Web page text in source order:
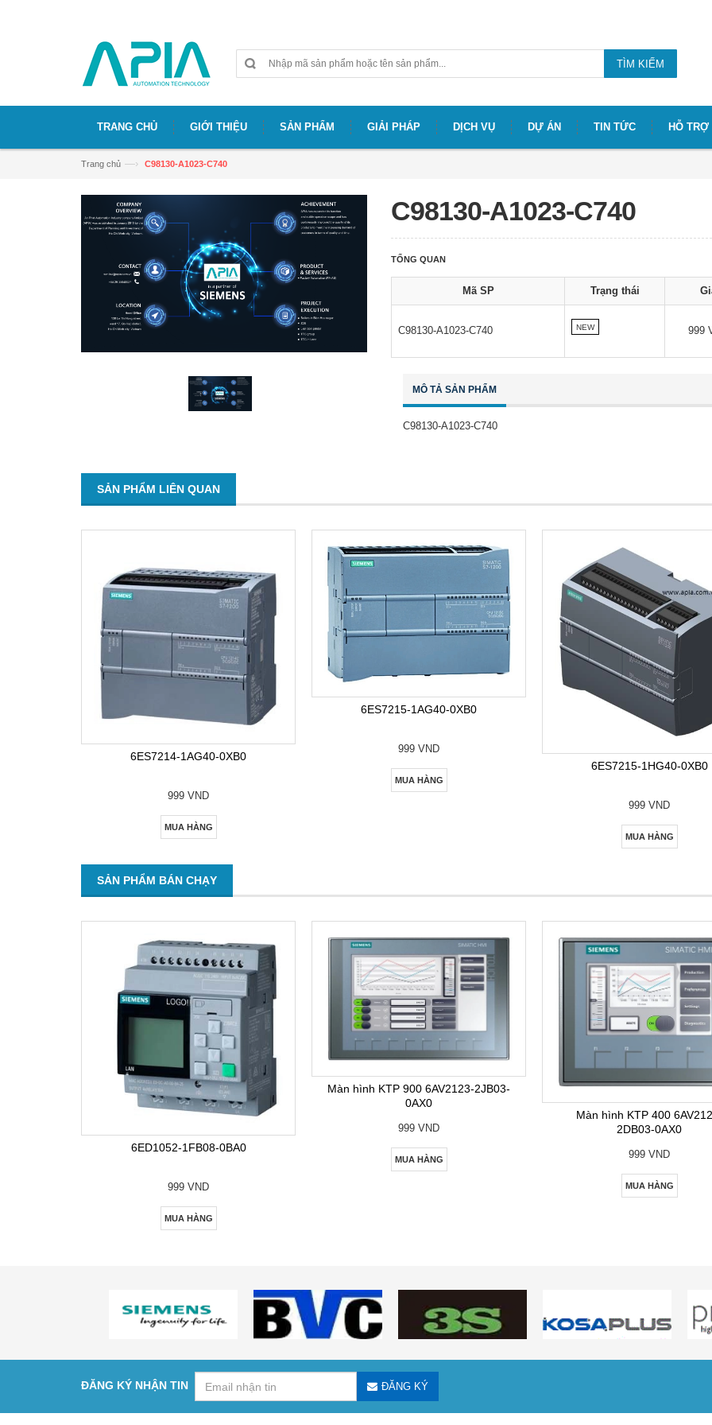
TÌM KIẾM
TRANG CHỦ GIỚI THIỆU SẢN PHẨM GIẢI PHÁP DỊCH VỤ DỰ ÁN TIN TỨC HỖ TRỢ
Trang chủ —› C98130-A1023-C740
C98130-A1023-C740
TỔNG QUAN
Mã SP Trạng thái
C98130-A1023-C740 NEW 999
MÔ TẢ SẢN PHẨM
C98130-A1023-C740
SẢN PHẨM LIÊN QUAN
6ES7214-1AG40-0XB0
999 VND
MUA HÀNG
6ES7215-1AG40-0XB0
999 VND
MUA HÀNG
6ES7215-1HG40-0XB0
999 VND
MUA HÀNG
SẢN PHẨM BÁN CHẠY
6ED1052-1FB08-0BA0
999 VND
MUA HÀNG
Màn hình KTP 900 6AV2123-2JB03-
0AX0
999 VND
MUA HÀNG
Màn hình KTP 400
2DB03-0AX0
999 VND
MUA HÀNG
ĐĂNG KÝ NHẬN TIN ĐĂNG KÝ